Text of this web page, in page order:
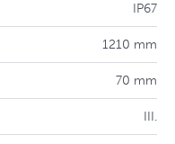
IP67
1210 mm
70 mm
III.